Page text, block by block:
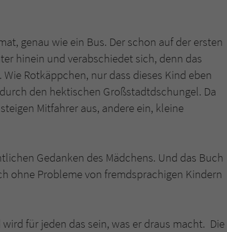
genau wie ein Bus. Der schon auf der ersten
hinein und verabschiedet sich, denn das
Rotkäppchen, nur dass dieses Kind eben
den hektischen Großstadtdschungel. Da
Mitfahrer aus, andere ein, kleine
Gedanken des Mädchens. Und das Buch
ohne Probleme von fremdsprachigen Kindern
für jeden das sein, was er draus macht. Die